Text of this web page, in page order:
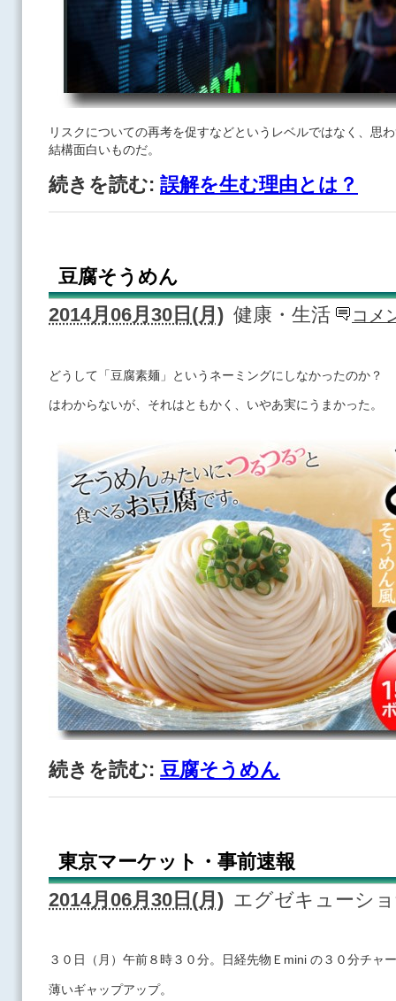
リスクについての再考を促すなどというレベルではなく、思
結構面白いものだ。
続きを読む: 誤解を生む理由とは？
豆腐そうめん
2014月06月30日(月) 健康・生活 コメ
どうして「豆腐素麺」というネーミングにしなかったのか？
はわからないが、それはともかく、いやあ実にうまかった。
続きを読む: 豆腐そうめん
東京マーケット・事前速報
2014月06月30日(月) エグゼキューシ
３０日（月）午前８時３０分。日経先物Ｅmini の３０分チャ
薄いギャップアップ。